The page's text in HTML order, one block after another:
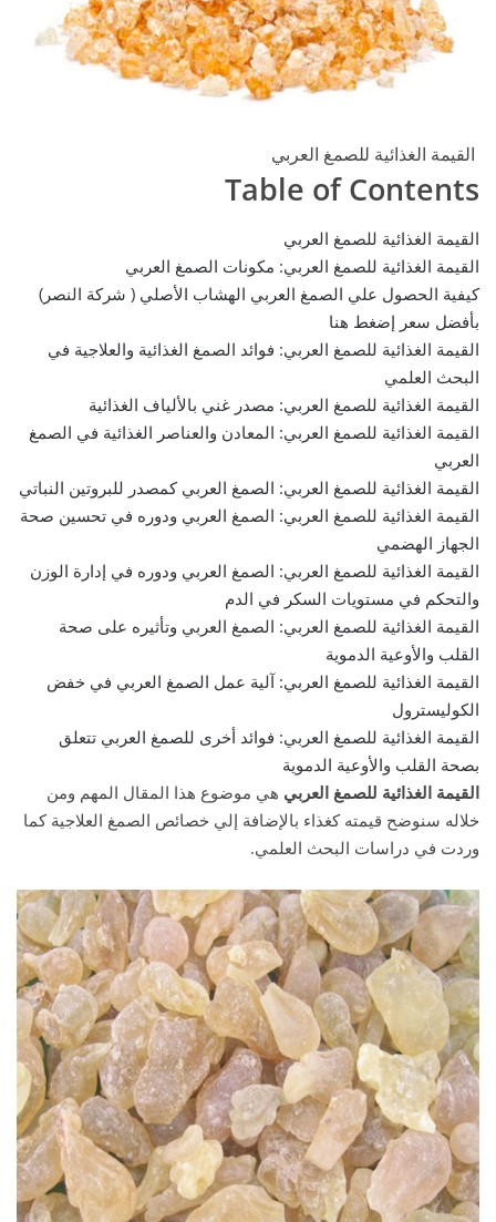
القيمة الغذائية للصمغ العربي
Table of Contents
القيمة الغذائية للصمغ العربي
القيمة الغذائية للصمغ العربي: مكونات الصمغ العربي
كيفية الحصول علي الصمغ العربي الهشاب الأصلي ( شركة النصر)
بأفضل سعر إضغط هنا
القيمة الغذائية للصمغ العربي: فوائد الصمغ الغذائية والعلاجية في
البحث العلمي
القيمة الغذائية للصمغ العربي: مصدر غني بالألياف الغذائية
القيمة الغذائية للصمغ العربي: المعادن والعناصر الغذائية في الصمغ
العربي
القيمة الغذائية للصمغ العربي: الصمغ العربي كمصدر للبروتين النباتي
القيمة الغذائية للصمغ العربي: الصمغ العربي ودوره في تحسين صحة
الجهاز الهضمي
القيمة الغذائية للصمغ العربي: الصمغ العربي ودوره في إدارة الوزن
والتحكم في مستويات السكر في الدم
القيمة الغذائية للصمغ العربي: الصمغ العربي وتأثيره على صحة
القلب والأوعية الدموية
القيمة الغذائية للصمغ العربي: آلية عمل الصمغ العربي في خفض
الكوليسترول
القيمة الغذائية للصمغ العربي: فوائد أخرى للصمغ العربي تتعلق
بصحة القلب والأوعية الدموية
القيمة الغذائية للصمغ العربي هي موضوع هذا المقال المهم ومن
خلاله سنوضح قيمته كغذاء بالإضافة إلي خصائص الصمغ العلاجية كما
وردت في دراسات البحث العلمي.